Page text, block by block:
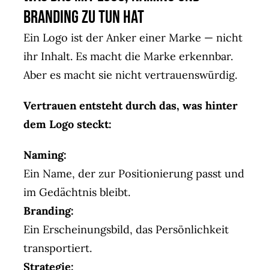
Branding zu tun hat
Ein Logo ist der Anker einer Marke — nicht
ihr Inhalt. Es macht die Marke erkennbar.
Aber es macht sie nicht vertrauenswürdig.
Vertrauen entsteht durch das, was hinter
dem Logo steckt:
Naming:
Ein Name, der zur Positionierung passt und
im Gedächtnis bleibt.
Branding:
Ein Erscheinungsbild, das Persönlichkeit
transportiert.
Strategie: